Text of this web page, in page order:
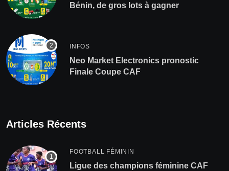
Bénin, de gros lots à gagner
INFOS
Neo Market Electronics pronostic
Finale Coupe CAF
Articles Récents
FOOTBALL FÉMININ
Ligue des champions féminine CAF